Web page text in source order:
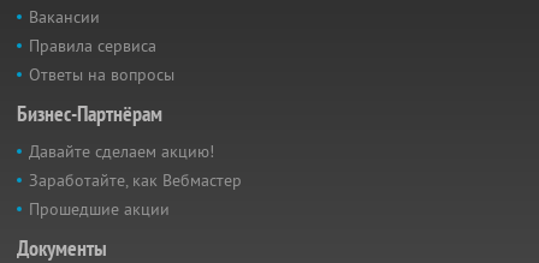
Вакансии
Правила сервиса
Ответы на вопросы
Бизнес-Партнёрам
Давайте сделаем акцию!
Заработайте, как Вебмастер
Прошедшие акции
Документы